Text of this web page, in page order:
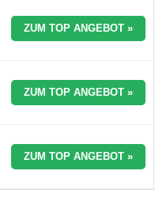
ZUM TOP ANGEBOT »
ZUM TOP ANGEBOT »
ZUM TOP ANGEBOT »